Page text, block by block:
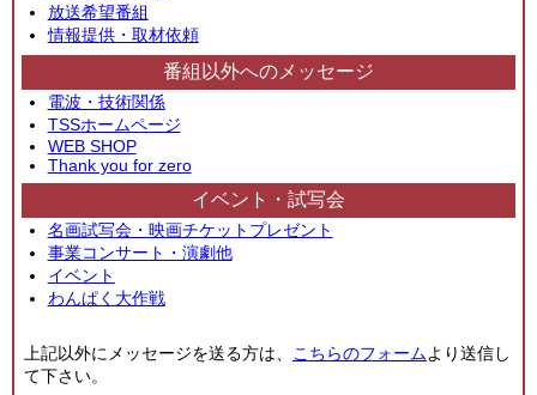
放送希望番組
情報提供・取材依頼
番組以外へのメッセージ
電波・技術関係
TSSホームページ
WEB SHOP
Thank you for zero
イベント・試写会
名画試写会・映画チケットプレゼント
事業コンサート・演劇他
イベント
わんぱく大作戦
上記以外にメッセージを送る方は、 こちらのフォームより送信し
て下さい。